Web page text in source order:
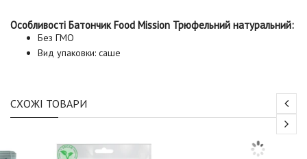
Особливості Батончик Food Mission Трюфельний натуральний:
Без ГМО
Вид упаковки: саше
СХОЖІ ТОВАРИ